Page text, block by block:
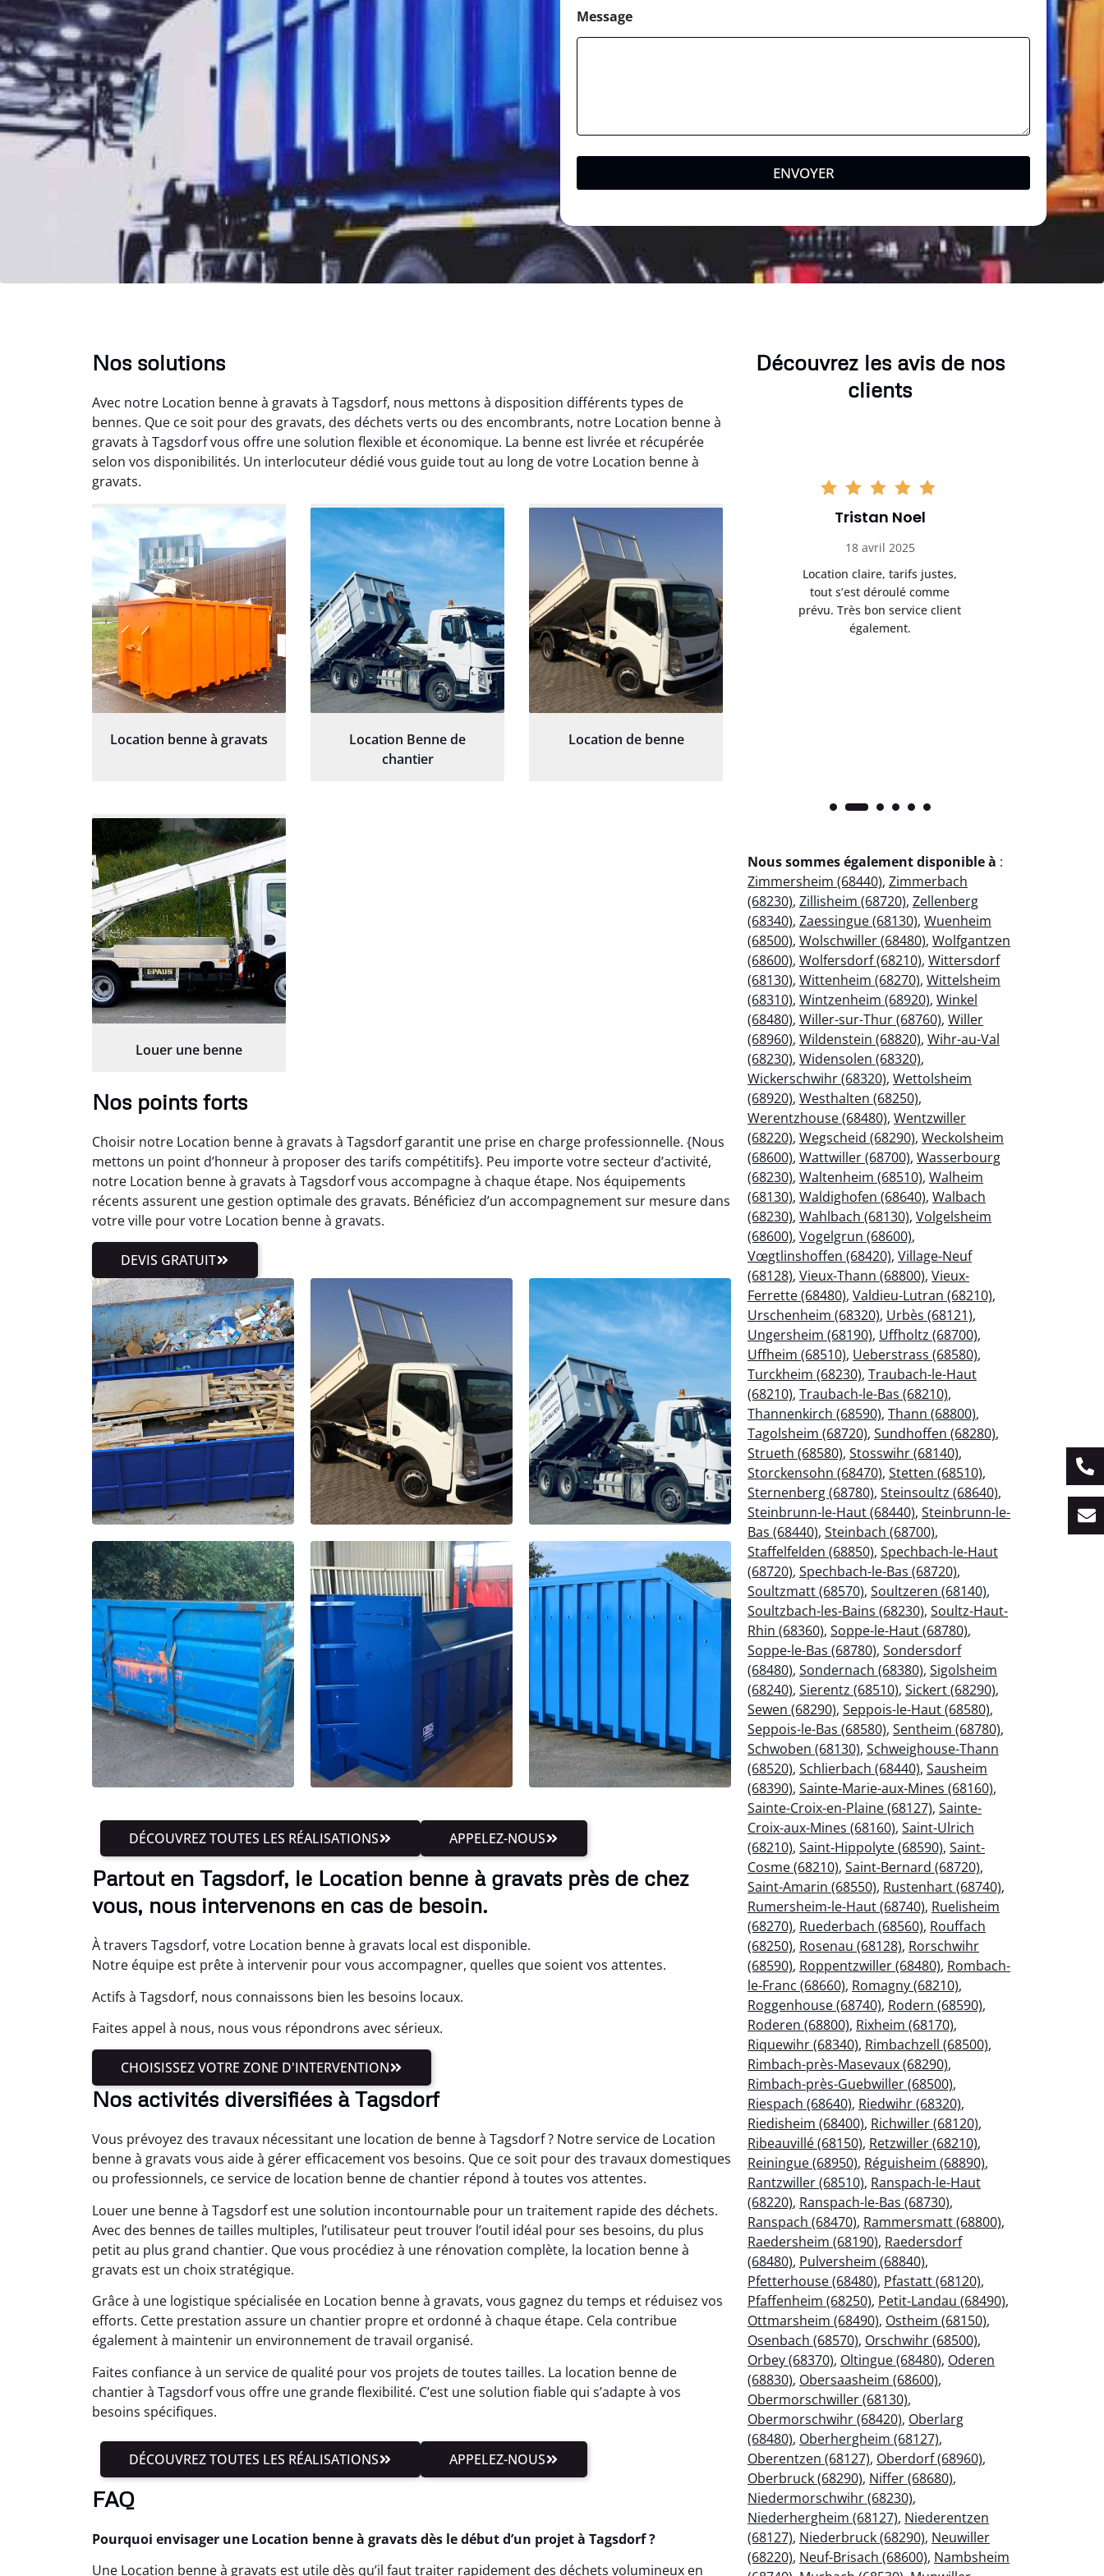
Message
ENVOYER
Nos solutions
Avec notre Location benne à gravats à Tagsdorf, nous mettons à disposition différents types de
bennes. Que ce soit pour des gravats, des déchets verts ou des encombrants, notre Location benne à
gravats à Tagsdorf vous offre une solution flexible et économique. La benne est livrée et récupérée
selon vos disponibilités. Un interlocuteur dédié vous guide tout au long de votre Location benne à
gravats.
Location benne à gravats
Location Benne de
chantier
Location de benne
Louer une benne
Nos points forts
Choisir notre Location benne à gravats à Tagsdorf garantit une prise en charge professionnelle. {Nous
mettons un point d’honneur à proposer des tarifs compétitifs}. Peu importe votre secteur d’activité,
notre Location benne à gravats à Tagsdorf vous accompagne à chaque étape. Nos équipements
récents assurent une gestion optimale des gravats. Bénéficiez d’un accompagnement sur mesure dans
votre ville pour votre Location benne à gravats.
DEVIS GRATUIT
DÉCOUVREZ TOUTES LES RÉALISATIONS APPELEZ-NOUS
Partout en Tagsdorf, le Location benne à gravats près de chez
vous, nous intervenons en cas de besoin.
À travers Tagsdorf, votre Location benne à gravats local est disponible.
Notre équipe est prête à intervenir pour vous accompagner, quelles que soient vos attentes.
Actifs à Tagsdorf, nous connaissons bien les besoins locaux.
Faites appel à nous, nous vous répondrons avec sérieux.
CHOISISSEZ VOTRE ZONE D'INTERVENTION
Nos activités diversifiées à Tagsdorf
Vous prévoyez des travaux nécessitant une location de benne à Tagsdorf ? Notre service de Location
benne à gravats vous aide à gérer efficacement vos besoins. Que ce soit pour des travaux domestiques
ou professionnels, ce service de location benne de chantier répond à toutes vos attentes.
Louer une benne à Tagsdorf est une solution incontournable pour un traitement rapide des déchets.
Avec des bennes de tailles multiples, l’utilisateur peut trouver l’outil idéal pour ses besoins, du plus
petit au plus grand chantier. Que vous procédiez à une rénovation complète, la location benne à
gravats est un choix stratégique.
Grâce à une logistique spécialisée en Location benne à gravats, vous gagnez du temps et réduisez vos
efforts. Cette prestation assure un chantier propre et ordonné à chaque étape. Cela contribue
également à maintenir un environnement de travail organisé.
Faites confiance à un service de qualité pour vos projets de toutes tailles. La location benne de
chantier à Tagsdorf vous offre une grande flexibilité. C’est une solution fiable qui s’adapte à vos
besoins spécifiques.
DÉCOUVREZ TOUTES LES RÉALISATIONS APPELEZ-NOUS
FAQ
Pourquoi envisager une Location benne à gravats dès le début d’un projet à Tagsdorf ?
Une Location benne à gravats est utile dès qu’il faut traiter rapidement des déchets volumineux en
Découvrez les avis de nos
clients
Aurélie Bonnet
21 juin 2024
Le service de terrassement
jardin à Var était
exceptionnel. L'équipe a
travaillé de manière efficace
et professionnelle, laissant
notre jardin impeccable et
prêt pour notre nouveau
projet d'aménagement
6 avril 2025
Parfait pour évacuer les
gravats de mon chantier.
Service rapide et efficace. Je
recommande sans
hésitation.
Tristan Noel
18 avril 2025
Location claire, tarifs justes,
tout s’est déroulé comme
prévu. Très bon service client
également.
Nous sommes également disponible à :
Zimmersheim (68440), Zimmerbach
(68230), Zillisheim (68720), Zellenberg
(68340), Zaessingue (68130), Wuenheim
(68500), Wolschwiller (68480), Wolfgantzen
(68600), Wolfersdorf (68210), Wittersdorf
(68130), Wittenheim (68270), Wittelsheim
(68310), Wintzenheim (68920), Winkel
(68480), Willer-sur-Thur (68760), Willer
(68960), Wildenstein (68820), Wihr-au-Val
(68230), Widensolen (68320),
Wickerschwihr (68320), Wettolsheim
(68920), Westhalten (68250),
Werentzhouse (68480), Wentzwiller
(68220), Wegscheid (68290), Weckolsheim
(68600), Wattwiller (68700), Wasserbourg
(68230), Waltenheim (68510), Walheim
(68130), Waldighofen (68640), Walbach
(68230), Wahlbach (68130), Volgelsheim
(68600), Vogelgrun (68600),
Vœgtlinshoffen (68420), Village-Neuf
(68128), Vieux-Thann (68800), Vieux-
Ferrette (68480), Valdieu-Lutran (68210),
Urschenheim (68320), Urbès (68121),
Ungersheim (68190), Uffholtz (68700),
Uffheim (68510), Ueberstrass (68580),
Turckheim (68230), Traubach-le-Haut
(68210), Traubach-le-Bas (68210),
Thannenkirch (68590), Thann (68800),
Tagolsheim (68720), Sundhoffen (68280),
Strueth (68580), Stosswihr (68140),
Storckensohn (68470), Stetten (68510),
Sternenberg (68780), Steinsoultz (68640),
Steinbrunn-le-Haut (68440), Steinbrunn-le-
Bas (68440), Steinbach (68700),
Staffelfelden (68850), Spechbach-le-Haut
(68720), Spechbach-le-Bas (68720),
Soultzmatt (68570), Soultzeren (68140),
Soultzbach-les-Bains (68230), Soultz-Haut-
Rhin (68360), Soppe-le-Haut (68780),
Soppe-le-Bas (68780), Sondersdorf
(68480), Sondernach (68380), Sigolsheim
(68240), Sierentz (68510), Sickert (68290),
Sewen (68290), Seppois-le-Haut (68580),
Seppois-le-Bas (68580), Sentheim (68780),
Schwoben (68130), Schweighouse-Thann
(68520), Schlierbach (68440), Sausheim
(68390), Sainte-Marie-aux-Mines (68160),
Sainte-Croix-en-Plaine (68127), Sainte-
Croix-aux-Mines (68160), Saint-Ulrich
(68210), Saint-Hippolyte (68590), Saint-
Cosme (68210), Saint-Bernard (68720),
Saint-Amarin (68550), Rustenhart (68740),
Rumersheim-le-Haut (68740), Ruelisheim
(68270), Ruederbach (68560), Rouffach
(68250), Rosenau (68128), Rorschwihr
(68590), Roppentzwiller (68480), Rombach-
le-Franc (68660), Romagny (68210),
Roggenhouse (68740), Rodern (68590),
Roderen (68800), Rixheim (68170),
Riquewihr (68340), Rimbachzell (68500),
Rimbach-près-Masevaux (68290),
Rimbach-près-Guebwiller (68500),
Riespach (68640), Riedwihr (68320),
Riedisheim (68400), Richwiller (68120),
Ribeauvillé (68150), Retzwiller (68210),
Reiningue (68950), Réguisheim (68890),
Rantzwiller (68510), Ranspach-le-Haut
(68220), Ranspach-le-Bas (68730),
Ranspach (68470), Rammersmatt (68800),
Raedersheim (68190), Raedersdorf
(68480), Pulversheim (68840),
Pfetterhouse (68480), Pfastatt (68120),
Pfaffenheim (68250), Petit-Landau (68490),
Ottmarsheim (68490), Ostheim (68150),
Osenbach (68570), Orschwihr (68500),
Orbey (68370), Oltingue (68480), Oderen
(68830), Obersaasheim (68600),
Obermorschwiller (68130),
Obermorschwihr (68420), Oberlarg
(68480), Oberhergheim (68127),
Oberentzen (68127), Oberdorf (68960),
Oberbruck (68290), Niffer (68680),
Niedermorschwihr (68230),
Niederhergheim (68127), Niederentzen
(68127), Niederbruck (68290), Neuwiller
(68220), Neuf-Brisach (68600), Nambsheim